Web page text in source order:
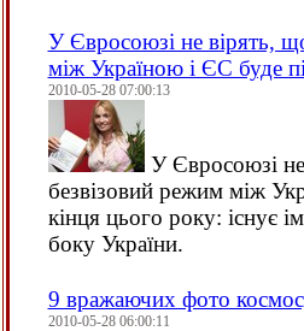
У Євросоюзі не вірять,
між Україною і ЄС буде
2010-05-28 07:00:13
У Євросоюзі
безвізовий режим між
кінця цього року: існує
боку України.
9 вражаючих фото
2010-05-28 06:00:11